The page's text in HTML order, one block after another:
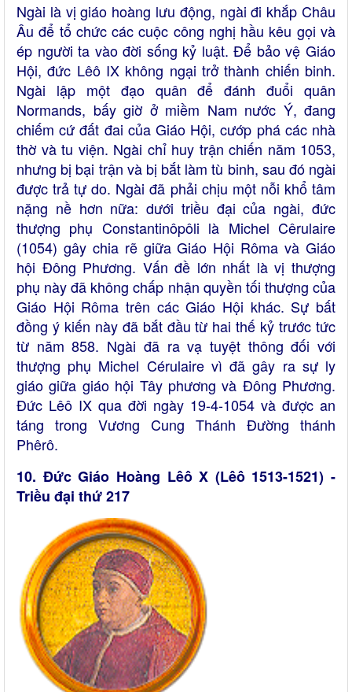
Ngài là vị giáo hoàng lưu động, ngài đi khắp Châu
Âu để tổ chức các cuộc công nghị hầu kêu gọi và
ép người ta vào đời sống kỷ luật. Để bảo vệ Giáo
Hội, đức Lêô IX không ngại trở thành chiến binh.
Ngài lập một đạo quân để đánh đuổi quân
Normands, bấy giờ ở miềm Nam nước Ý, đang
chiếm cứ đất đai của Giáo Hội, cướp phá các nhà
thờ và tu viện. Ngài chỉ huy trận chiến năm 1053,
nhưng bị bại trận và bị bắt làm tù binh, sau đó ngài
được trả tự do. Ngài đã phải chịu một nỗi khổ tâm
nặng nề hơn nữa: dưới triều đại của ngài, đức
thượng phụ Constantinôpôli là Michel Cêrulaire
(1054) gây chia rẽ giữa Giáo Hội Rôma và Giáo
hội Đông Phương. Vấn đề lớn nhất là vị thượng
phụ này đã không chấp nhận quyền tối thượng của
Giáo Hội Rôma trên các Giáo Hội khác. Sự bất
đồng ý kiến này đã bắt đầu từ hai thế kỷ trước tức
từ năm 858. Ngài đã ra vạ tuyệt thông đối với
thượng phụ Michel Cérulaire vì đã gây ra sự ly
giáo giữa giáo hội Tây phương và Đông Phương.
Đức Lêô IX qua đời ngày 19-4-1054 và được an
táng trong Vương Cung Thánh Đường thánh
Phêrô.
10. Đức Giáo Hoàng Lêô X (Lêô 1513-1521) -
Triều đại thứ 217